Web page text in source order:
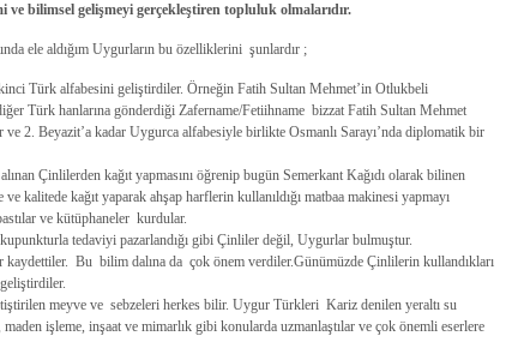
bilimsel gelişmeyi gerçekleştiren topluluk olmalarıdır.
ele aldığım Uygurların bu özelliklerini şunlardır ;
Türk alfabesini geliştirdiler. Örneğin Fatih Sultan Mehmet’in Otlukbeli
Türk hanlarına gönderdiği Zafername/Fetiihname bizzat Fatih Sultan Mehmet
ve 2. Beyazit’a kadar Uygurca alfabesiyle birlikte Osmanlı Sarayı’nda diplomatik bir
Çinlilerden kağıt yapmasını öğrenip bugün Semerkant Kağıdı olarak bilinen
kalitede kağıt yaparak ahşap harflerin kullanıldığı matbaa makinesi yapmayı
ve kütüphaneler kurdular.
tedaviyi pazarlandığı gibi Çinliler değil, Uygurlar bulmuştur.
Bu bilim dalına da çok önem verdiler.Günümüzde Çinlilerin kullandıkları
meyve ve sebzeleri herkes bilir. Uygur Türkleri Kariz denilen yeraltı su
işleme, inşaat ve mimarlık gibi konularda uzmanlaştılar ve çok önemli eserlere